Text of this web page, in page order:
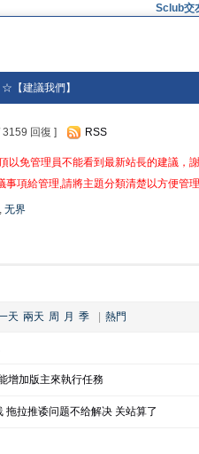
Sclub交
【建議我們】
回復 ] RSS
以免管理員不能看到最新站長的建議，
事項給管理,請將主題分類清楚以方便管
, 无界
天 兩天 周 月 季 熱門
增加版主來執行任務
拖拉推诿问题不给解决 关站算了